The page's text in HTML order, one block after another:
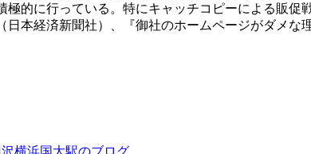
的に行っている。特にキャッチコピーによる販
本経済新聞社）、『御社のホームページがダメ